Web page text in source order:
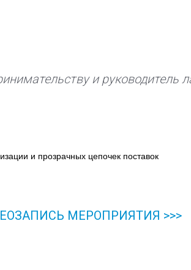
и руководитель
и прозрачных цепочек поставок
МЕРОПРИЯТИЯ >>>